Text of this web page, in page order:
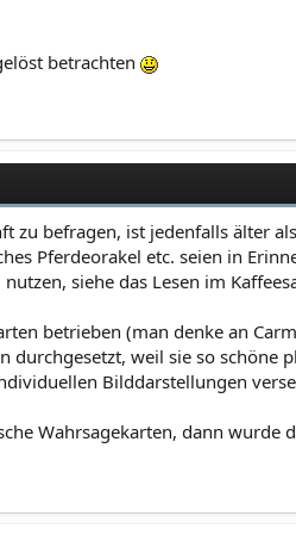
betrachten
befragen, ist jedenfalls älter
Pferdeorakel etc. seien in
siehe das Lesen im
betrieben (man denke an
durchgesetzt, weil sie so
Bilddarstellungen
Wahrsagekarten, dann